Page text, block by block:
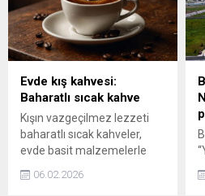
Evde kış kahvesi:
Baharatlı sıcak kahve
Kışın vazgeçilmez lezzeti
baharatlı sıcak kahveler,
evde basit malzemelerle
hazırlanabiliyor.
06.02.2026